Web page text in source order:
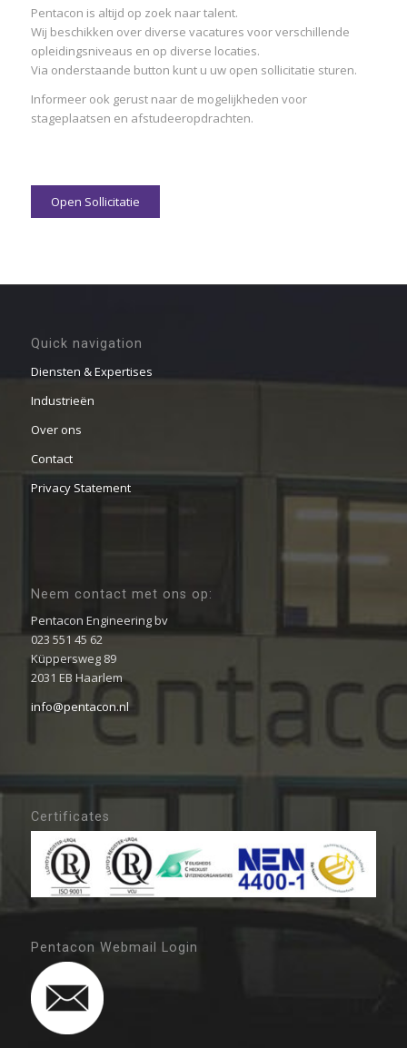
Pentacon is altijd op zoek naar talent.
Wij beschikken over diverse vacatures voor verschillende
opleidingsniveaus en op diverse locaties.
Via onderstaande button kunt u uw open sollicitatie sturen.
Informeer ook gerust naar de mogelijkheden voor
stageplaatsen en afstudeeropdrachten.
Open Sollicitatie
Quick navigation
Diensten & Expertises
Industrieën
Over ons
Contact
Privacy Statement
Neem contact met ons op:
Pentacon Engineering bv
023 551 45 62
Küppersweg 89
2031 EB Haarlem
info@pentacon.nl
Certificates
Pentacon Webmail Login